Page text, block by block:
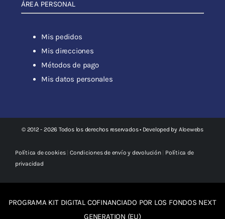
ÁREA PERSONAL
Mis pedidos
Mis direcciones
Métodos de pago
Mis datos personales
© 2012 - 2026 Todos los derechos reservados • Developed by Aloewebs
Política de cookies|Condiciones de envío y devolución| Política de
privacidad
PROGRAMA KIT DIGITAL COFINANCIADO POR LOS FONDOS NEXT
GENERATION (EU)